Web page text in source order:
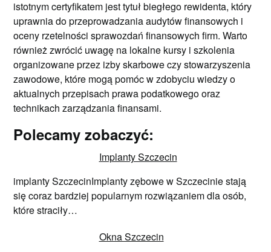
istotnym certyfikatem jest tytuł biegłego rewidenta, który
uprawnia do przeprowadzania audytów finansowych i
oceny rzetelności sprawozdań finansowych firm. Warto
również zwrócić uwagę na lokalne kursy i szkolenia
organizowane przez izby skarbowe czy stowarzyszenia
zawodowe, które mogą pomóc w zdobyciu wiedzy o
aktualnych przepisach prawa podatkowego oraz
technikach zarządzania finansami.
Polecamy zobaczyć:
Implanty Szczecin
implanty SzczecinImplanty zębowe w Szczecinie stają
się coraz bardziej popularnym rozwiązaniem dla osób,
które straciły…
Okna Szczecin